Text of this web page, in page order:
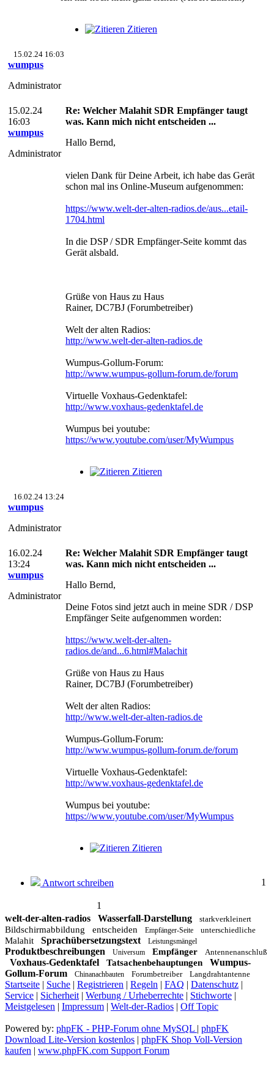
Zitieren
15.02.24 16:03
wumpus
Administrator
15.02.24
16:03
wumpus
Administrator
Re: Welcher Malahit SDR Empfänger taugt
was. Kann mich nicht entscheiden ...
Hallo Bernd,
vielen Dank für Deine Arbeit, ich habe das Gerät
schon mal ins Online-Museum aufgenommen:
https://www.welt-der-alten-radios.de/aus...etail-
1704.html
In die DSP / SDR Empfänger-Seite kommt das
Gerät alsbald.
Grüße von Haus zu Haus
Rainer, DC7BJ (Forumbetreiber)
Welt der alten Radios:
http://www.welt-der-alten-radios.de
Wumpus-Gollum-Forum:
http://www.wumpus-gollum-forum.de/forum
Virtuelle Voxhaus-Gedenktafel:
http://www.voxhaus-gedenktafel.de
Wumpus bei youtube:
https://www.youtube.com/user/MyWumpus
Zitieren
16.02.24 13:24
wumpus
Administrator
16.02.24
13:24
wumpus
Administrator
Re: Welcher Malahit SDR Empfänger taugt
was. Kann mich nicht entscheiden ...
Hallo Bernd,
Deine Fotos sind jetzt auch in meine SDR / DSP
Empfänger Seite aufgenommen worden:
https://www.welt-der-alten-
radios.de/and...6.html#Malachit
Grüße von Haus zu Haus
Rainer, DC7BJ (Forumbetreiber)
Welt der alten Radios:
http://www.welt-der-alten-radios.de
Wumpus-Gollum-Forum:
http://www.wumpus-gollum-forum.de/forum
Virtuelle Voxhaus-Gedenktafel:
http://www.voxhaus-gedenktafel.de
Wumpus bei youtube:
https://www.youtube.com/user/MyWumpus
Zitieren
Antwort schreiben 1
1
welt-der-alten-radios
Wasserfall-Darstellung starkverkleinert
Bildschirmabbildung entscheiden Empfänger-Seite unterschiedliche
Malahit Sprachübersetzungstext Leistungsmängel
Produktbeschreibungen Universum Empfänger Antennenanschluß
Voxhaus-Gedenktafel Tatsachenbehauptungen
Wumpus-
Gollum-Forum
Chinanachbauten Forumbetreiber Langdrahtantenne
Startseite | Suche | Registrieren | Regeln | FAQ | Datenschutz |
Service | Sicherheit | Werbung / Urheberrechte | Stichworte |
Meistgelesen | Impressum | Welt-der-Radios | Off Topic
Powered by: phpFK - PHP-Forum ohne MySQL | phpFK
Download Lite-Version kostenlos | phpFK Shop Voll-Version
kaufen | www.phpFK.com Support Forum